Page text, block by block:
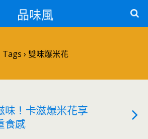
品味風
Tags › 雙味爆米花
味！卡滋爆米花享
食感